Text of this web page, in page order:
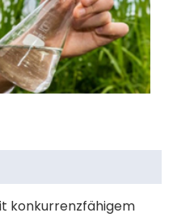
konkurrenzfähigem